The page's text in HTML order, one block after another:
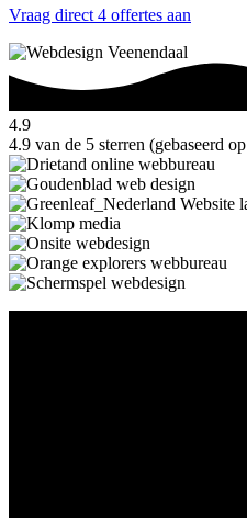
Vraag direct 4 offertes aan
4.9
4.9 van de 5 sterren (gebaseerd op